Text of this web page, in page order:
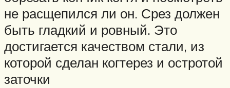
не расщепился ли он. Срез должен
быть гладкий и ровный. Это
достигается качеством стали, из
которой сделан когтерез и остротой
заточки